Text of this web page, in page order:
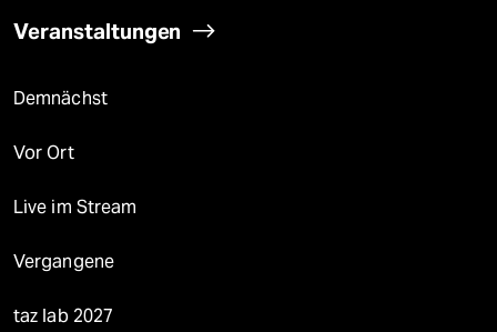
Veranstaltungen
Demnächst
Vor Ort
Live im Stream
Vergangene
taz lab 2027